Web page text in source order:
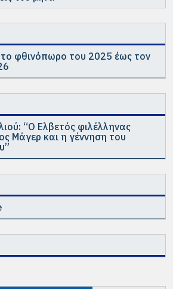
φθινόπωρο του 2025 έως τον
“Ο Ελβετός φιλέλληνας
Μάγερ και η γέννηση του